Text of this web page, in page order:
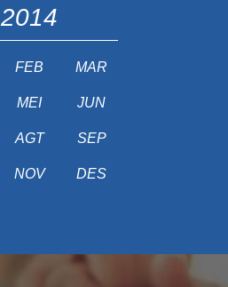
2014
FEB MAR
MEI JUN
AGT SEP
NOV DES